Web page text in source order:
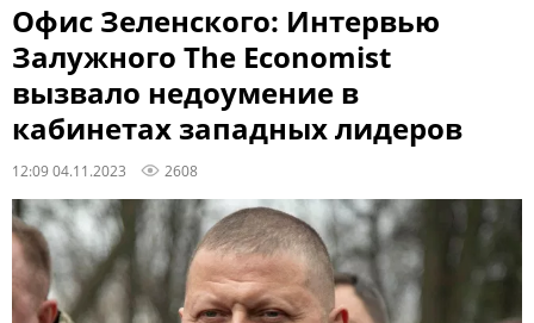
Офис Зеленского: Интервью
Залужного The Economist
вызвало недоумение в
кабинетах западных лидеров
12:09 04.11.2023 2608